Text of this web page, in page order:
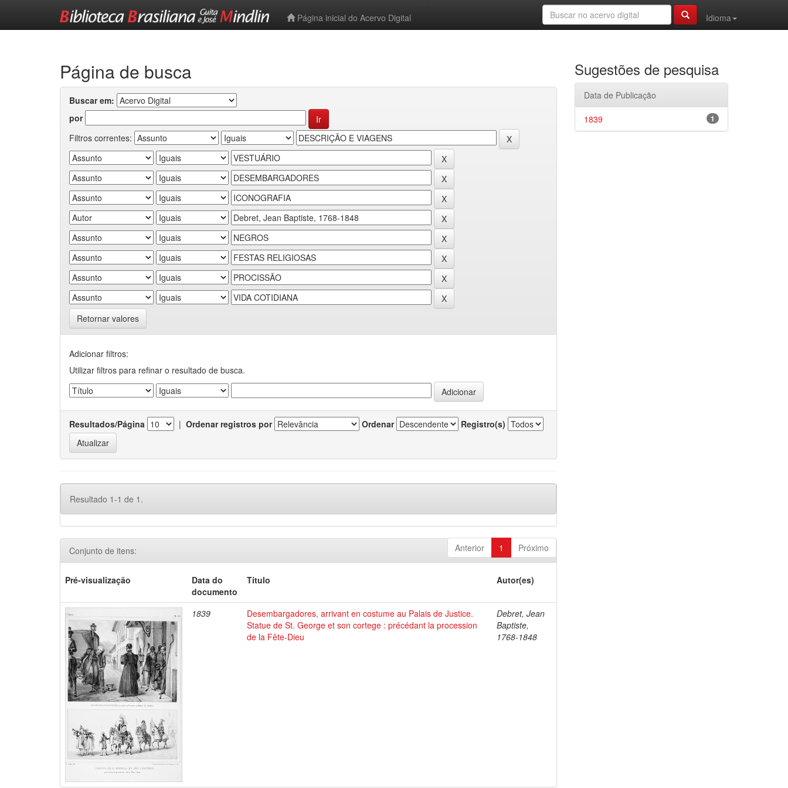
Página inicial do Acervo Digital
Idioma
Página de busca
Buscar em:
por
Filtros correntes:
Retornar valores
Adicionar filtros:
Utilizar filtros para refinar o resultado de busca.
Resultados/Página | Ordenar registros por Ordenar Registro(s)
Resultado 1-1 de 1.
Anterior 1 Próximo
Conjunto de itens:
Pré-visualização
Data do
documento
Título Autor(es)
1839
Desembargadores, arrivant en costume au Palais de Justice.
Statue de St. George et son cortege : précédant la procession
de la Fête-Dieu
Debret, Jean
Baptiste,
1768-1848
Sugestões de pesquisa
Data de Publicação
1
1839